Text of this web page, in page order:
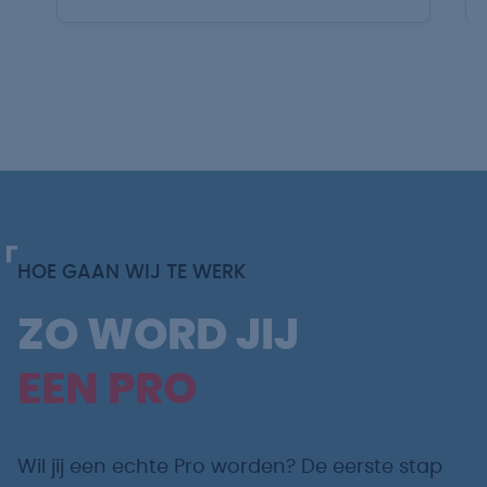
HOE GAAN WIJ TE WERK
ZO WORD JIJ
EEN PRO
Wil jij een echte Pro worden? De eerste stap